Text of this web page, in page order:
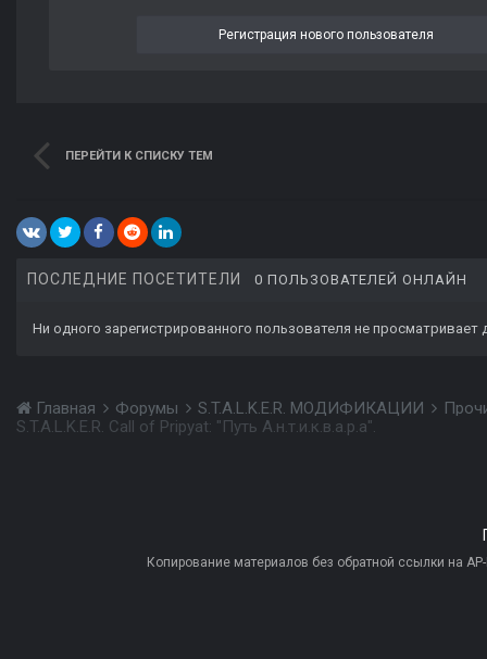
Регистрация нового пользователя
ПЕРЕЙТИ К СПИСКУ ТЕМ
ПОСЛЕДНИЕ ПОСЕТИТЕЛИ 0 ПОЛЬЗОВАТЕЛЕЙ ОНЛАЙН
Ни одного зарегистрированного пользователя не просматривает
Главная Форумы S.T.A.L.K.E.R. МОДИФИКАЦИИ
S.T.A.L.K.E.R. Call of Pripyat: "Путь А.н.т.и.к.в.а.р.а".
Копирование материалов без обратной ссылки на